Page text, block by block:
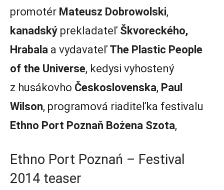
promotér Mateusz Dobrowolski,
kanadský prekladateľ Škvoreckého,
Hrabala a vydavateľ The Plastic People
of the Universe, kedysi vyhostený
z husákovho Československa, Paul
Wilson, programová riaditeľka festivalu
Ethno Port Poznaň Bożena Szota,
Ethno Port Poznań – Festival
2014 teaser